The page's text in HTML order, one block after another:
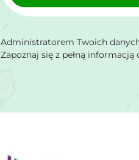
Administratorem Twoich
Zapoznaj się z pełną